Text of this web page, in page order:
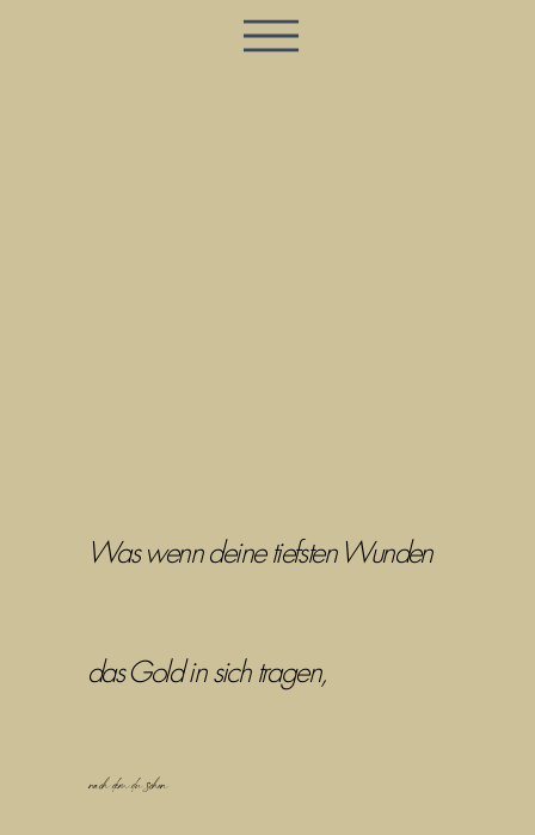
Was wenn deine tiefsten Wunden
das Gold in sich tragen,
nach dem du schon